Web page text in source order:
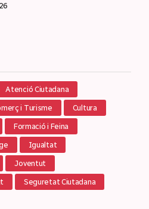
Atenció Ciutadana
i Turisme Cultura
Formació i Feina
Igualtat
Joventut
Seguretat Ciutadana